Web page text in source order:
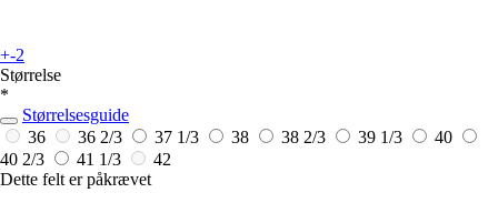
+-2
Størrelse
*
Størrelsesguide
36
36 2/3 37 1/3 38 38 2/3 39 1/3
40
40 2/3
41 1/3
42
Dette felt er påkrævet